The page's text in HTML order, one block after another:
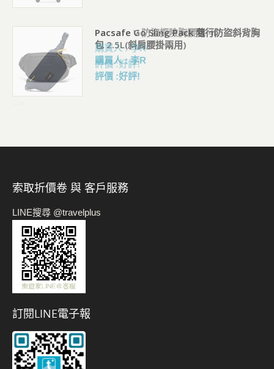
Pacsafe Go Sling Pack 隨行防盜斜背胸
包 2.5L(斜肩腰掛兩用)
購買人 : 李R
評價 :好評!
索取折價卷 與 客戶服務
LINE搜尋 @travelplus
訂閱LINE電子報